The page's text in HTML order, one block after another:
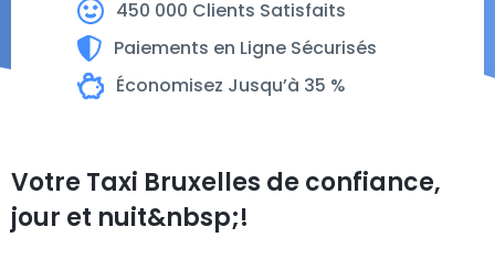
450 000 Clients Satisfaits
Paiements en Ligne Sécurisés
Économisez Jusqu’à 35 %
Votre Taxi Bruxelles de confiance,
jour et nuit&nbsp;!